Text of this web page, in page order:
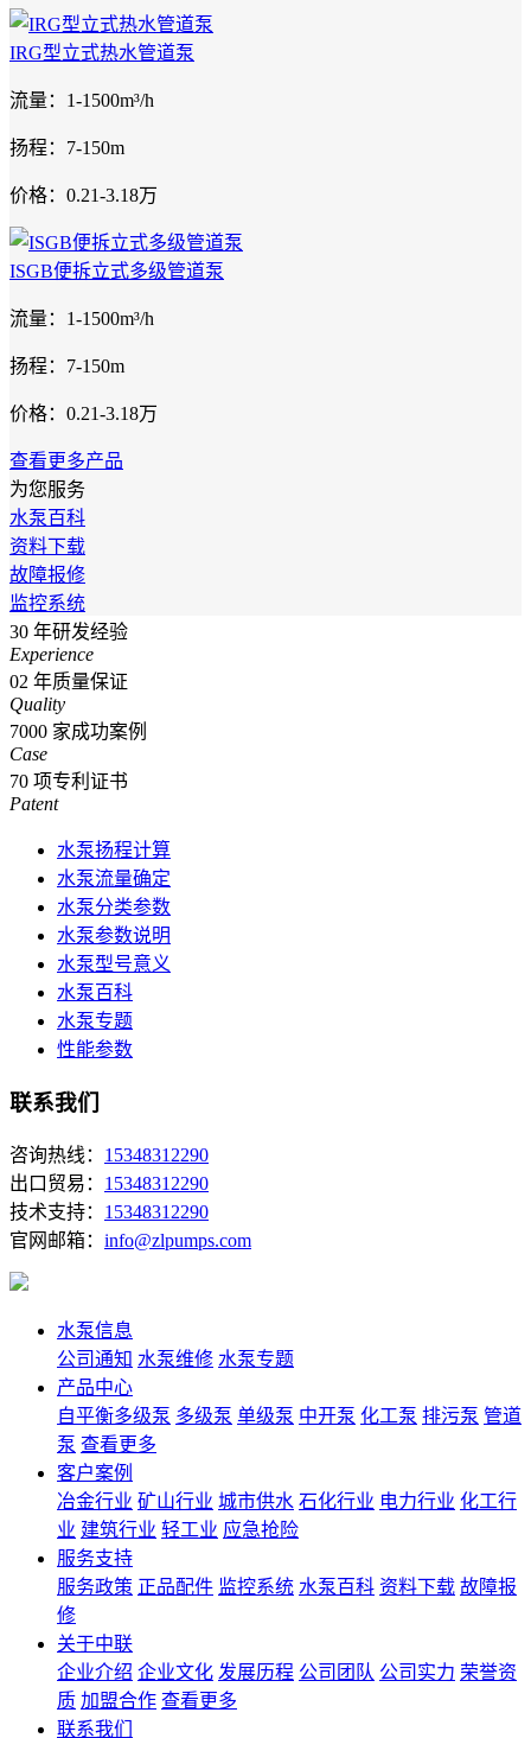
IRG型立式热水管道泵
流量：1-1500m³/h
扬程：7-150m
价格：0.21-3.18万
ISGB便拆立式多级管道泵
流量：1-1500m³/h
扬程：7-150m
价格：0.21-3.18万
查看更多产品
为您服务
水泵百科
资料下载
故障报修
监控系统
30 年研发经验
Experience
02 年质量保证
Quality
7000 家成功案例
Case
70 项专利证书
Patent
水泵扬程计算
水泵流量确定
水泵分类参数
水泵参数说明
水泵型号意义
水泵百科
水泵专题
性能参数
联系我们
咨询热线： 15348312290
出口贸易： 15348312290
技术支持： 15348312290
官网邮箱： info@zlpumps.com
水泵信息
公司通知 水泵维修 水泵专题
产品中心
自平衡多级泵 多级泵 单级泵 中开泵 化工泵 排污泵 管道
泵 查看更多
客户案例
冶金行业 矿山行业 城市供水 石化行业 电力行业 化工行
业 建筑行业 轻工业 应急抢险
服务支持
服务政策 正品配件 监控系统 水泵百科 资料下载 故障报
修
关于中联
企业介绍 企业文化 发展历程 公司团队 公司实力 荣誉资
质 加盟合作 查看更多
联系我们